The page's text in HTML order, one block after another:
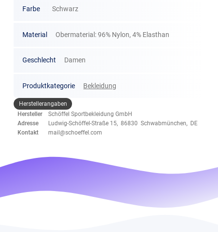
Farbe Schwarz
Material Obermaterial: 96% Nylon, 4% Elasthan
Geschlecht Damen
Produktkategorie Bekleidung
Herstellerangaben
Hersteller
Schöffel Sportbekleidung GmbH
Adresse
Ludwig-Schöffel-Straße 15, 86830 Schwabmünchen, DE
Kontakt
mail@schoeffel.com